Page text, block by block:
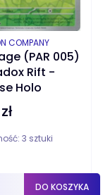
(PAR 005)
Rift -
Holo
COMPANY
3 sztuki
DO KOSZYKA